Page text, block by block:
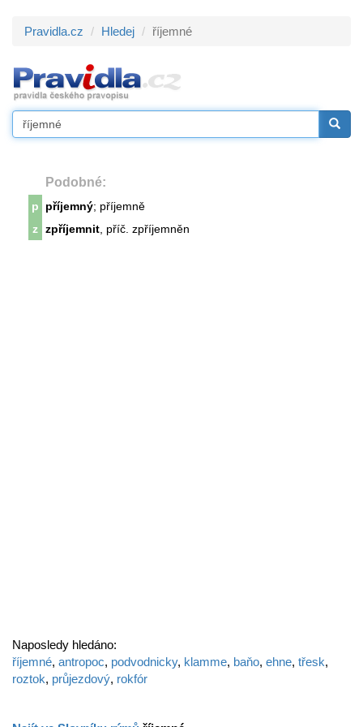
Pravidla.cz Hledej říjemné
Podobné:
p příjemný; příjemně
z
zpříjemnit , příč. zpříjemněn
Naposledy hledáno:
říjemné, antropoc, podvodnicky, klamme, baňo, ehne, třesk,
roztok, průjezdový, rokfór